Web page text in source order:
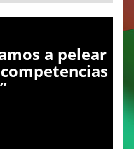
a pelear